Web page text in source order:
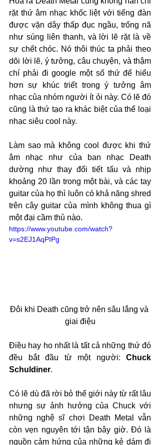
rặt thứ âm nhạc khốc liệt với tiếng đàn
được vặn dây thấp đục ngầu, trống nã
như súng liên thanh, và lời lẽ rặt là về
sự chết chóc. Nó thôi thúc ta phải theo
dõi lời lẽ, ý tưởng, câu chuyện, và thậm
chí phải đi google một số thứ để hiểu
hơn sự khúc triết trong ý tưởng âm
nhạc của nhóm người ít ỏi này. Có lẽ đó
cũng là thứ tạo ra khác biệt của thể loại
nhạc siêu cool này.
Làm sao mà không cool được khi thứ
âm nhạc như của ban nhạc Death
dường như thay đổi tiết tấu và nhịp
khoảng 20 lần trong một bài, và các tay
guitar của họ thì luôn có khả năng shred
trên cây guitar của mình không thua gì
một đại cầm thủ nào.
https://www.youtube.com/watch?
v=s2EJ1AqPIPg
Đôi khi Death cũng trở nên sâu lắng và
giai điệu
Điều hay ho nhất là tất cả những thứ đó
đều bắt đầu từ một người: Chuck
Schuldiner.
Có lẽ dù đã rời bỏ thế giới này từ rất lâu
nhưng sự ảnh hưởng của Chuck với
những nghệ sĩ chơi Death Metal vẫn
còn vẹn nguyên tới tận bây giờ. Đó là
nguồn cảm hứng của những kẻ dám đi